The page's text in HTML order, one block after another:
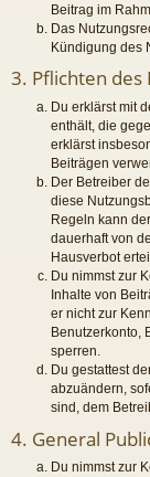
Beitrag im
Das
Kündigung des
3. Pflichten des
Du erklärst mit
enthält, die
erklärst
Beiträgen
Der Betreiber
diese
Regeln kann
dauerhaft von
Hausverbot
Du nimmst zur
Inhalte von
er nicht zur
Benutzerkonto,
sperren.
Du gestattest
abzuändern,
sind, dem
4. General
Du nimmst zur